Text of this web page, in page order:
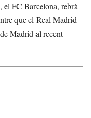
el FC Barcelona, rebrà
que el Real Madrid
Madrid al recent